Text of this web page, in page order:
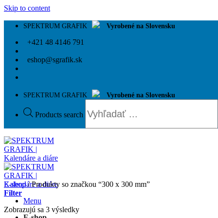
Skip to content
SPEKTRUM GRAFIK Vyrobené na Slovensku
+421 48 4146 791
eshop@sgrafik.sk
SPEKTRUM GRAFIK Vyrobené na Slovensku
Products search
Menu
E-shop /Produkty so značkou “300 x 300 mm”
Filter
Zobrazujú sa 3 výsledky